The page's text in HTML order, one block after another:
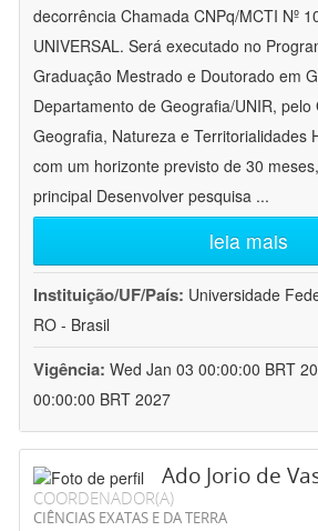
decorrência Chamada CNPq/MCTI Nº
UNIVERSAL. Será executado no
Graduação Mestrado e Doutorado em
Departamento de Geografia/UNIR,
Geografia, Natureza e Territorialidades
com um horizonte previsto de 30
principal Desenvolver pesquisa ...
leia mais
Instituição/UF/País: Universidade
RO - Brasil
Vigência: Wed Jan 03 00:00:00 BRT
00:00:00 BRT 2027
Ado Jorio de
COORDENADOR(A)
CIÊNCIAS EXATAS E DA TERRA